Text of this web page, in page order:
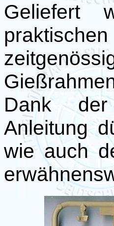
Geliefert
Dank der
Anleitung
wie auch